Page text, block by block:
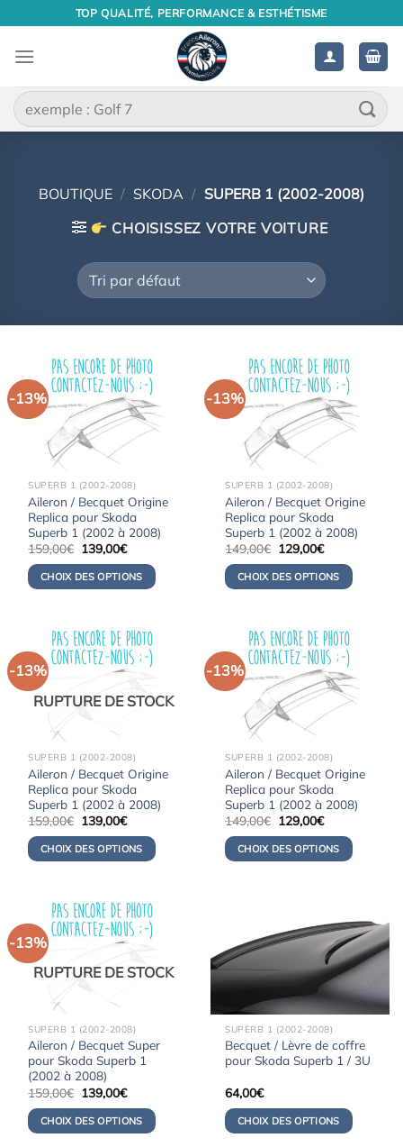
contenu
TOP QUALITÉ, PERFORMANCE & ESTHÉTISME
Recherche
pour :
BOUTIQUE / SKODA / SUPERB 1 (2002-2008)
CHOISISSEZ VOTRE VOITURE
-13%
SUPERB 1 (2002-2008)
Aileron / Becquet Origine
Replica pour Skoda
Superb 1 (2002 à 2008)
159,00€ Le
initial
était :
159,00€.
139,00€Le
actuel
est :
139,00€.
CHOIX DES OPTIONS
-13%
SUPERB 1 (2002-2008)
Aileron / Becquet Origine
Replica pour Skoda
Superb 1 (2002 à 2008)
149,00€ Le
initial
était :
149,00€.
129,00€Le
actuel
est :
129,00€.
CHOIX DES OPTIONS
-13%
RUPTURE DE STOCK
SUPERB 1 (2002-2008)
Aileron / Becquet Origine
Replica pour Skoda
Superb 1 (2002 à 2008)
159,00€ Le
initial
était :
159,00€.
139,00€Le
actuel
est :
139,00€.
CHOIX DES OPTIONS
-13%
SUPERB 1 (2002-2008)
Aileron / Becquet Origine
Replica pour Skoda
Superb 1 (2002 à 2008)
149,00€ Le
initial
était :
149,00€.
129,00€Le
actuel
est :
129,00€.
CHOIX DES OPTIONS
-13%
RUPTURE DE STOCK
SUPERB 1 (2002-2008)
Aileron / Becquet Super
pour Skoda Superb 1
(2002 à 2008)
159,00€ Le
initial
était :
159,00€.
139,00€Le
actuel
est :
139,00€.
CHOIX DES OPTIONS
SUPERB 1 (2002-2008)
Becquet / Lèvre de coffre
pour Skoda Superb 1 / 3U
64,00€
CHOIX DES OPTIONS